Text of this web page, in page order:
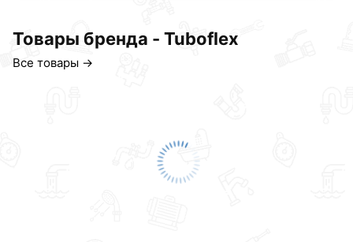
Товары бренда - Tuboflex
Все товары →